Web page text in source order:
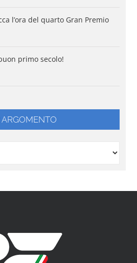
l’ora del quarto Gran Premio
primo secolo!